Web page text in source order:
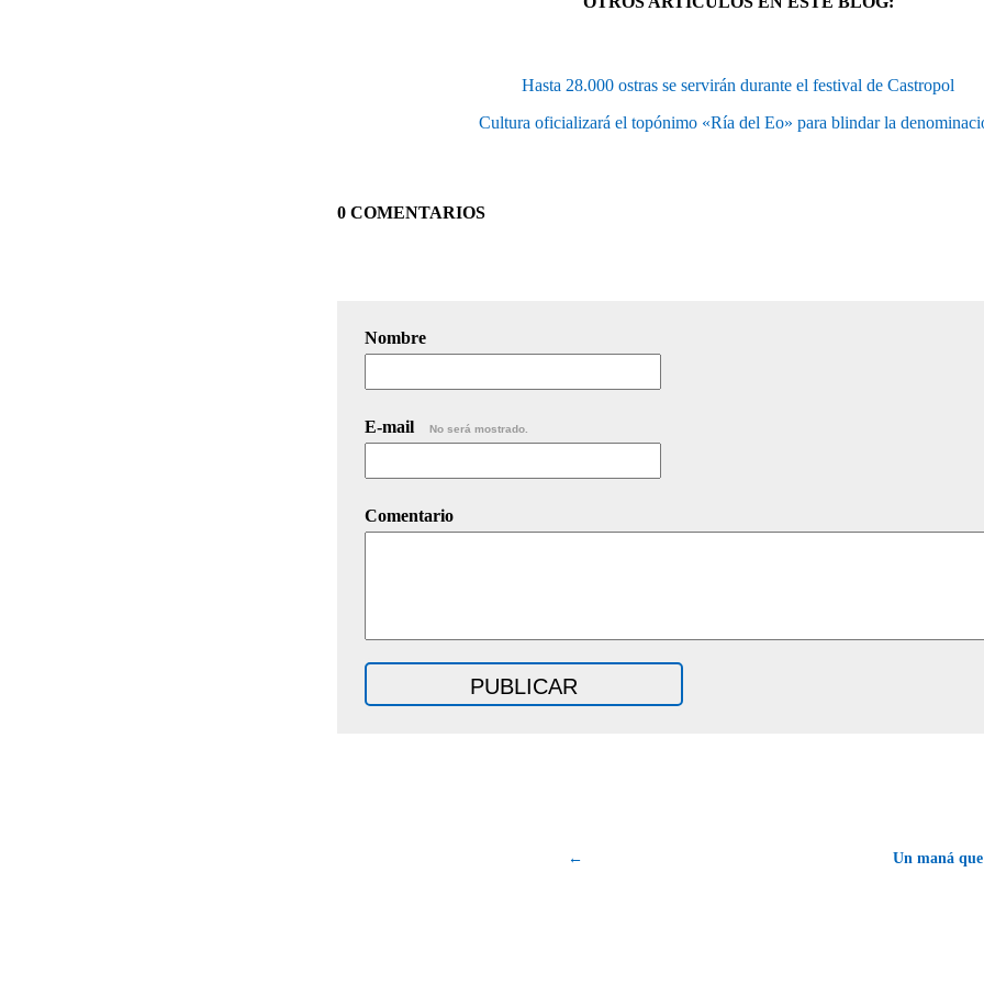
Hasta 28.000 ostras se servirán durante el festival de Castropol
Cultura oficializará el topónimo «Ría del Eo» para blindar la
0 COMENTARIOS
Nombre
E-mail No será mostrado.
Comentario
← Un maná